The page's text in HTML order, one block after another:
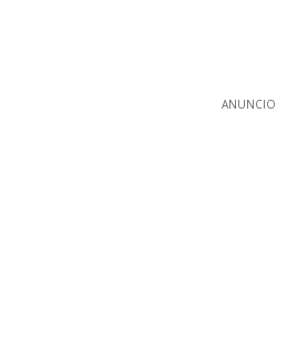
ANUNCIO